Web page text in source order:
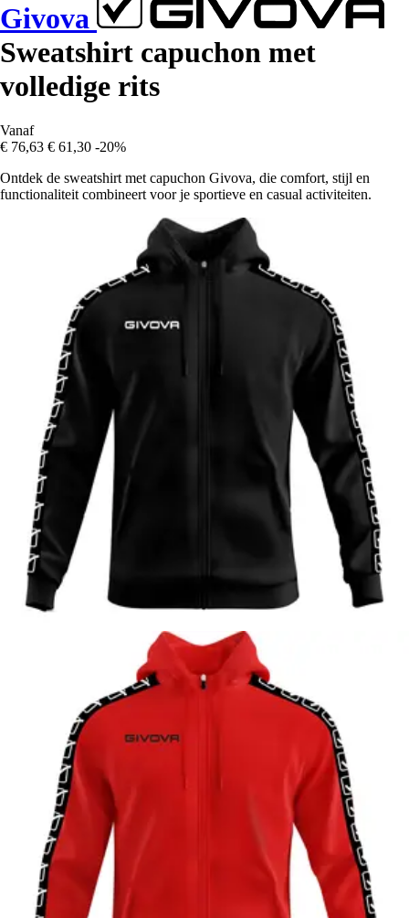
Givova
Sweatshirt capuchon met
volledige rits
Vanaf
€ 76,63 € 61,30 -20%
Ontdek de sweatshirt met capuchon Givova, die comfort, stijl en
functionaliteit combineert voor je sportieve en casual activiteiten.